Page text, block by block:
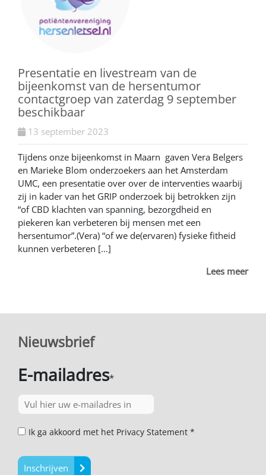
Presentatie en livestream van de
bijeenkomst van de hersentumor
contactgroep van zaterdag 9 september
beschikbaar
13 september 2023
Tijdens onze bijeenkomst in Maarn gaven Vera Belgers
en Marieke Blom onderzoekers aan het Amsterdam
UMC, een presentatie over over de interventies waarbij
zij in kader van het GRIP onderzoek bij betrokken zijn
“of CBD klachten van spanning, bezorgdheid en
piekeren kan verbeteren bij mensen met een
hersentumor”.(Vera) “of we de(ervaren) fysieke fitheid
kunnen verbeteren […]
Lees meer
Nieuwsbrief
E-mailadres*
Ik ga akkoord met het Privacy Statement *
Inschrijven